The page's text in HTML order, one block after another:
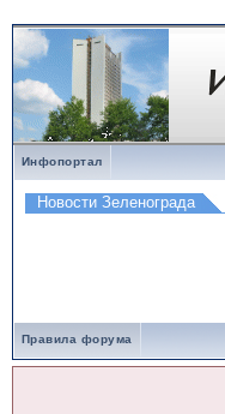
Инфопортал
Правила форума